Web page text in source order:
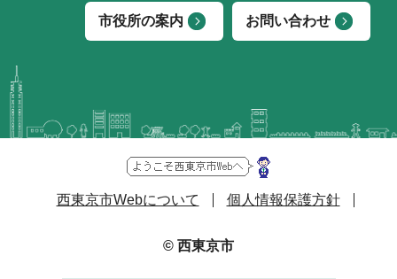
市役所の案内 お問い合わせ
西東京市Webについて 個人情報保護方針
© 西東京市